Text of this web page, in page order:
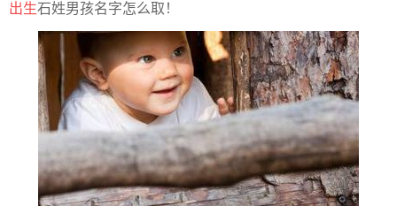
出生石姓男孩名字怎么取！